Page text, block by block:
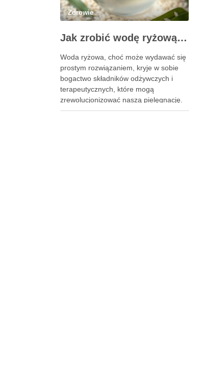
Zdrowie
Jak zrobić wodę ryżową? Przepis, efekty i zastosowanie w pielęgnacji
Woda ryżowa, choć może wydawać się
prostym rozwiązaniem, kryje w sobie
bogactwo składników odżywczych i
terapeutycznych, które mogą
zrewolucjonizować naszą pielęgnację.
Ten naturalny eliksir, pozyskiwany z